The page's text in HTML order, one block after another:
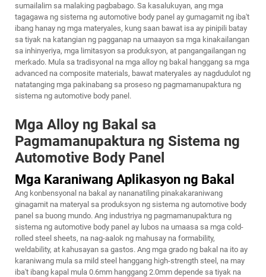
sumailalim sa malaking pagbabago. Sa kasalukuyan, ang mga
tagagawa ng sistema ng automotive body panel ay gumagamit ng iba't
ibang hanay ng mga materyales, kung saan bawat isa ay pinipili batay
sa tiyak na katangian ng pagganap na umaayon sa mga kinakailangan
sa inhinyeriya, mga limitasyon sa produksyon, at pangangailangan ng
merkado. Mula sa tradisyonal na mga alloy ng bakal hanggang sa mga
advanced na composite materials, bawat materyales ay nagdudulot ng
natatanging mga pakinabang sa proseso ng pagmamanupaktura ng
sistema ng automotive body panel.
Mga Alloy ng Bakal sa
Pagmamanupaktura ng Sistema ng
Automotive Body Panel
Mga Karaniwang Aplikasyon ng Bakal
Ang konbensyonal na bakal ay nananatiling pinakakaraniwang
ginagamit na materyal sa produksyon ng sistema ng automotive body
panel sa buong mundo. Ang industriya ng pagmamanupaktura ng
sistema ng automotive body panel ay lubos na umaasa sa mga cold-
rolled steel sheets, na nag-aalok ng mahusay na formability,
weldability, at kahusayan sa gastos. Ang mga grado ng bakal na ito ay
karaniwang mula sa mild steel hanggang high-strength steel, na may
iba't ibang kapal mula 0.6mm hanggang 2.0mm depende sa tiyak na